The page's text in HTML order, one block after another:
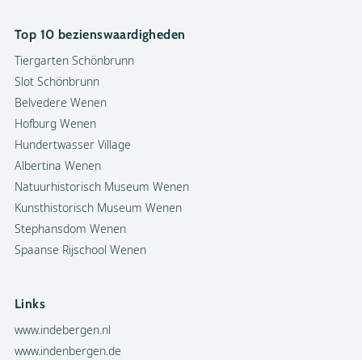
Top 10 bezienswaardigheden
Tiergarten Schönbrunn
Slot Schönbrunn
Belvedere Wenen
Hofburg Wenen
Hundertwasser Village
Albertina Wenen
Natuurhistorisch Museum Wenen
Kunsthistorisch Museum Wenen
Stephansdom Wenen
Spaanse Rijschool Wenen
Links
www.indebergen.nl
www.indenbergen.de